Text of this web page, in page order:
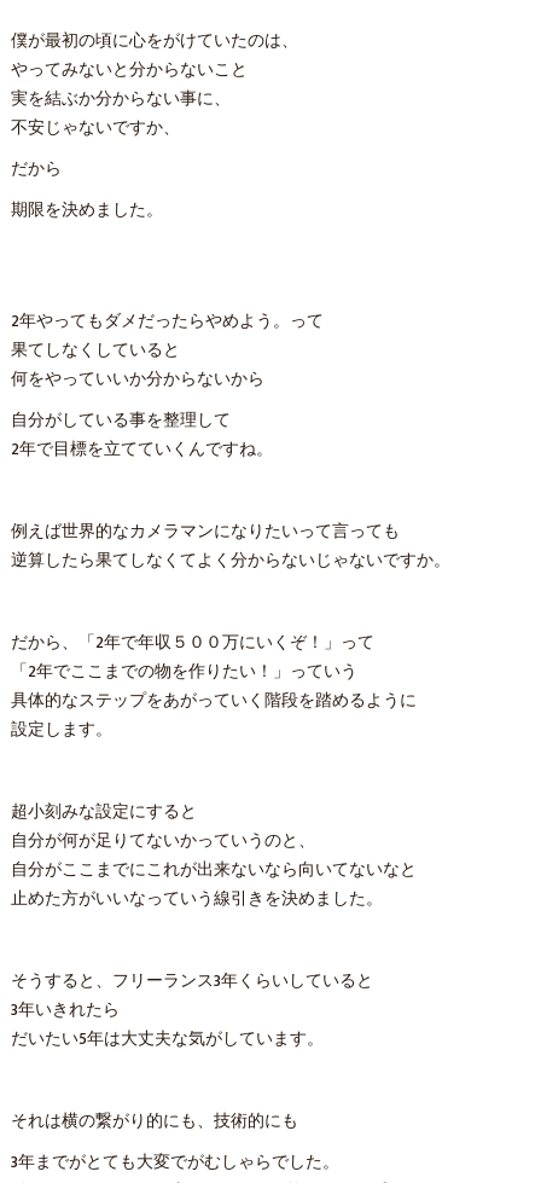
僕が最初の頃に心をがけていたのは、
やってみないと分からないこと
実を結ぶか分からない事に、
不安じゃないですか、
だから
期限を決めました。
2年やってもダメだったらやめよう。って
果てしなくしていると
何をやっていいか分からないから
自分がしている事を整理して
2年で目標を立てていくんですね。
例えば世界的なカメラマンになりたいって言っても
逆算したら果てしなくてよく分からないじゃないですか。
だから、「2年で年収５００万にいくぞ！」って
「2年でここまでの物を作りたい！」っていう
具体的なステップをあがっていく階段を踏めるように
設定します。
超小刻みな設定にすると
自分が何が足りてないかっていうのと、
自分がここまでにこれが出来ないなら向いてないなと
止めた方がいいなっていう線引きを決めました。
そうすると、フリーランス3年くらいしていると
3年いきれたら
だいたい5年は大丈夫な気がしています。
それは横の繋がり的にも、技術的にも
3年までがとても大変でがむしゃらでした。